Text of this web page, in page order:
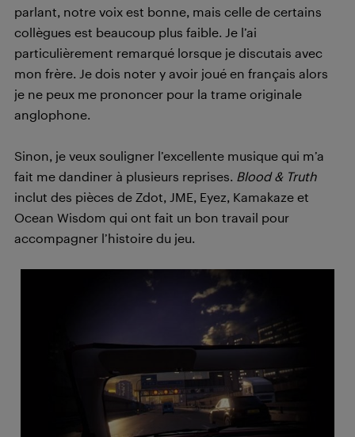
parlant, notre voix est bonne, mais celle de certains
collègues est beaucoup plus faible. Je l’ai
particulièrement remarqué lorsque je discutais avec
mon frère. Je dois noter y avoir joué en français alors
je ne peux me prononcer pour la trame originale
anglophone.
Sinon, je veux souligner l’excellente musique qui m’a
fait me dandiner à plusieurs reprises. Blood & Truth
inclut des pièces de Zdot, JME, Eyez, Kamakaze et
Ocean Wisdom qui ont fait un bon travail pour
accompagner l’histoire du jeu.